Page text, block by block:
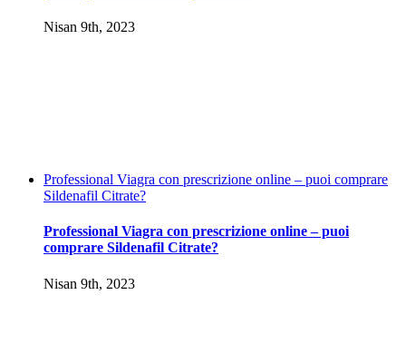
Nisan 9th, 2023
Professional Viagra con prescrizione online – puoi comprare
Sildenafil Citrate?
Professional Viagra con prescrizione online – puoi
comprare Sildenafil Citrate?
Nisan 9th, 2023